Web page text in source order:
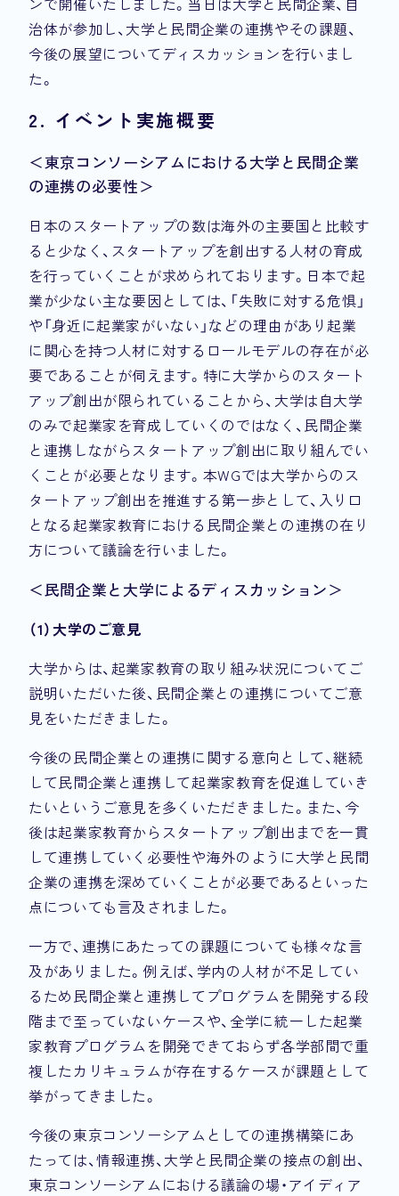
治体が参加し、大学と民間企業の連携やその課題、
今後の展望についてディスカッションを行いまし
た。
2. イベント実施概要
＜東京コンソーシアムにおける大学と民間企業
の連携の必要性＞
日本のスタートアップの数は海外の主要国と比較す
ると少なく、スタートアップを創出する人材の育成
を行っていくことが求められております。日本で起
業が少ない主な要因としては、「失敗に対する危惧」
や「身近に起業家がいない」などの理由があり起業
に関心を持つ人材に対するロールモデルの存在が必
要であることが伺えます。特に大学からのスタート
アップ創出が限られていることから、大学は自大学
のみで起業家を育成していくのではなく、民間企業
と連携しながらスタートアップ創出に取り組んでい
くことが必要となります。本WGでは大学からのス
タートアップ創出を推進する第一歩として、入り口
となる起業家教育における民間企業との連携の在り
方について議論を行いました。
＜民間企業と大学によるディスカッション＞
（1）大学のご意見
大学からは、起業家教育の取り組み状況についてご
説明いただいた後、民間企業との連携についてご意
見をいただきました。
今後の民間企業との連携に関する意向として、継続
して民間企業と連携して起業家教育を促進していき
たいというご意見を多くいただきました。また、今
後は起業家教育からスタートアップ創出までを一貫
して連携していく必要性や海外のように大学と民間
企業の連携を深めていくことが必要であるといった
点についても言及されました。
一方で、連携にあたっての課題についても様々な言
及がありました。例えば、学内の人材が不足してい
るため民間企業と連携してプログラムを開発する段
階まで至っていないケースや、全学に統一した起業
家教育プログラムを開発できておらず各学部間で重
複したカリキュラムが存在するケースが課題として
挙がってきました。
今後の東京コンソーシアムとしての連携構築にあ
たっては、情報連携、大学と民間企業の接点の創出、
東京コンソーシアムにおける議論の場・アイディア